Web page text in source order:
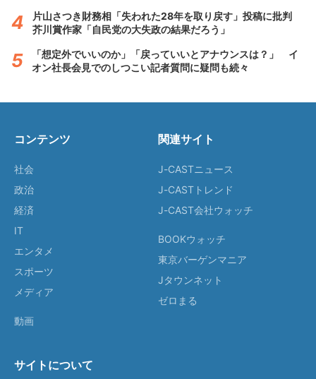
片山さつき財務相「失われた28年を取り戻す」投稿に批判
芥川賞作家「自民党の大失政の結果だろう」
「想定外でいいのか」「戻っていいとアナウンスは？」 イ
オン社長会見でのしつこい記者質問に疑問も続々
コンテンツ
社会
政治
経済
IT
エンタメ
スポーツ
メディア
動画
関連サイト
J-CASTニュース
J-CASTトレンド
J-CAST会社ウォッチ
BOOKウォッチ
東京バーゲンマニア
Jタウンネット
ゼロまる
サイトについて